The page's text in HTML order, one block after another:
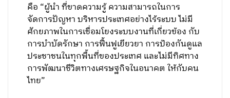
คือ “ผู้นำ ที่ขาดความรู้ ความสามารถในการ
จัดการปัญหา บริหารประเทศอย่างไร้ระบบ ไม่มี
ศักยภาพในการเชื่อมโยงระบบงานที่เกี่ยวข้อง กับ
การบำบัดรักษา การฟื้นฟูเยียวยา การป้องกันดูแล
ประชาชนในทุกพื้นที่ของประเทศ และไม่มีทิศทาง
การพัฒนาชีวิตทางเศรษฐกิจในอนาคต ให้กับคน
ไทย”